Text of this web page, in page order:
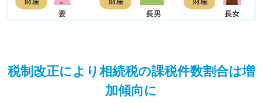
税制改正により相続税の課税件数割合は増
加傾向に